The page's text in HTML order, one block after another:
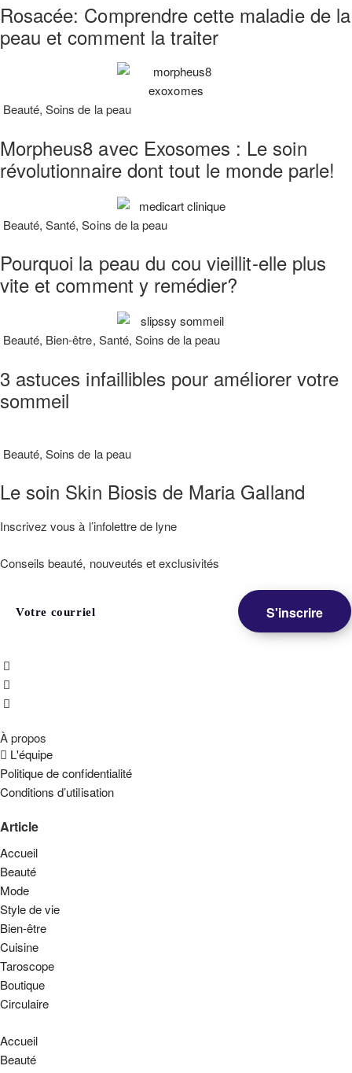
Rosacée: Comprendre cette maladie de la
peau et comment la traiter
Beauté,Soins de la peau
Morpheus8 avec Exosomes : Le soin
révolutionnaire dont tout le monde parle!
Beauté,Santé,Soins de la peau
Pourquoi la peau du cou vieillit-elle plus
vite et comment y remédier?
Beauté, Bien-être, Santé, Soins de la peau
3 astuces infaillibles pour améliorer votre
sommeil
Beauté,Soins de la peau
Le soin Skin Biosis de Maria Galland
Inscrivez vous à l’infolettre de lyne
Conseils beauté, nouveutés et exclusivités
À propos
L'équipe
Politique de confidentialité
Conditions d’utilisation
Article
Accueil
Beauté
Mode
Style de vie
Bien-être
Cuisine
Taroscope
Boutique
Circulaire
Accueil
Beauté